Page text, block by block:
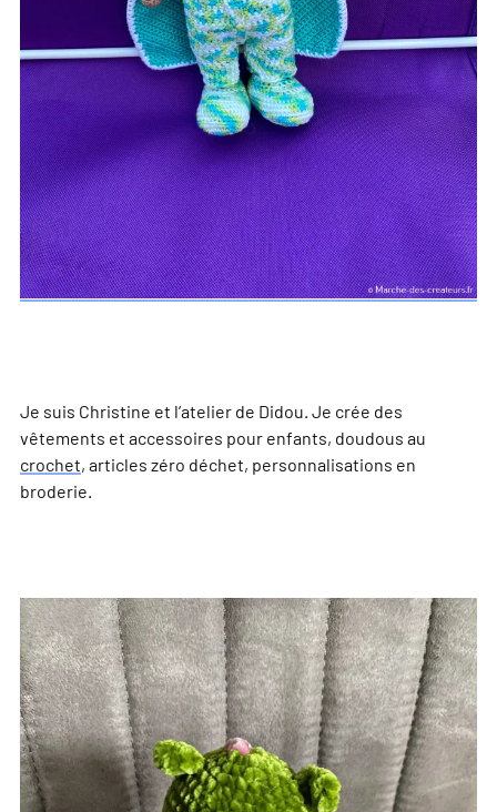
Je suis Christine et l’atelier de Didou. Je crée des
vêtements et accessoires pour enfants, doudous au
crochet, articles zéro déchet, personnalisations en
broderie.